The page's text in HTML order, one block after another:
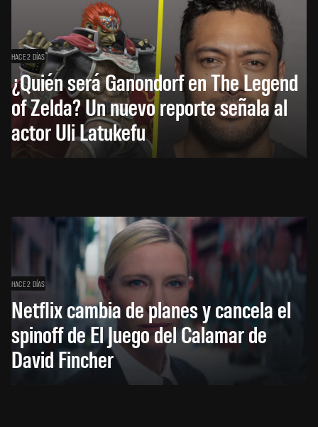
HACE 2 DÍAS
¿Quién será Ganondorf en The Legend
of Zelda? Un nuevo reporte señala al
actor Uli Latukefu
HACE 2 DÍAS
Netflix cambia de planes y cancela el
spinoff de El Juego del Calamar de
David Fincher